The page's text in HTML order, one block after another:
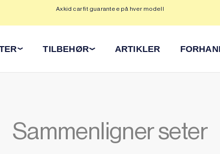
Axkid car fit guarantee på hver modell
TILBEHØR ARTIKLER
Sammenligner seter